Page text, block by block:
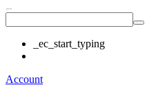
_ec_start_typing
Account